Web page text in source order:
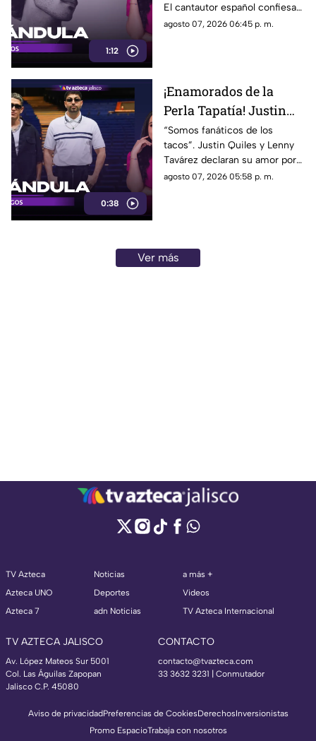
1:12
El cantautor español confiesa
el duro proceso creativo con la
agosto 07, 2026 06:45 p. m.
0:38
¡Enamorados de la
Perla Tapatía! Justin
Quiles y Lenny Tavárez
confiesan su amor
“Somos fanáticos de los
tacos”. Justin Quiles y Lenny
Tavárez declaran su amor por
la gastronomía mexicana
agosto 07, 2026 05:58 p. m.
Ver más
TV Azteca
Azteca UNO
Azteca 7
Noticias
Deportes
adn Noticias
a más +
Videos
TV Azteca Internacional
TV AZTECA JALISCO
Av. López Mateos Sur 5001
Col. Las Águilas Zapopan
Jalisco C.P. 45080
CONTACTO
contacto@tvazteca.com
33 3632 3231 | Conmutador
Aviso de privacidadPreferencias de CookiesDerechosInversionistas
Promo EspacioTrabaja con nosotros